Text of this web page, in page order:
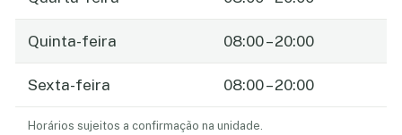
Quinta-feira 08:00 – 20:00
Sexta-feira 08:00 – 20:00
Horários sujeitos a confirmação na unidade.